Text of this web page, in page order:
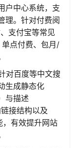
户中心系统，支
理。针对付费阅
支付宝等常见
点付费、包月/
对百度等中文搜
生成静态化
与描述
接结构以及
有效提升网站